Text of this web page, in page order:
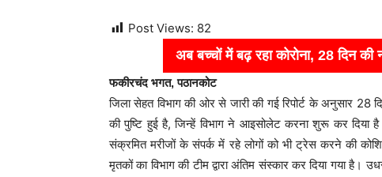
Post Views: 82
अब बच्चों में बढ़ रहा कोरोना, 28 दिन
फकीरचंद भगत, पठानकोट
जिला सेहत विभाग की ओर से जारी की गई रिपोर्ट के अनुसार 28
की पुष्टि हुई है, जिन्हें विभाग ने आइसोलेट करना शुरू कर दिया
संक्रमित मरीजों के संपर्क में रहे लोगों को भी ट्रेस करने की
मृतकों का विभाग की टीम द्वारा अंतिम संस्कार कर दिया गया है।